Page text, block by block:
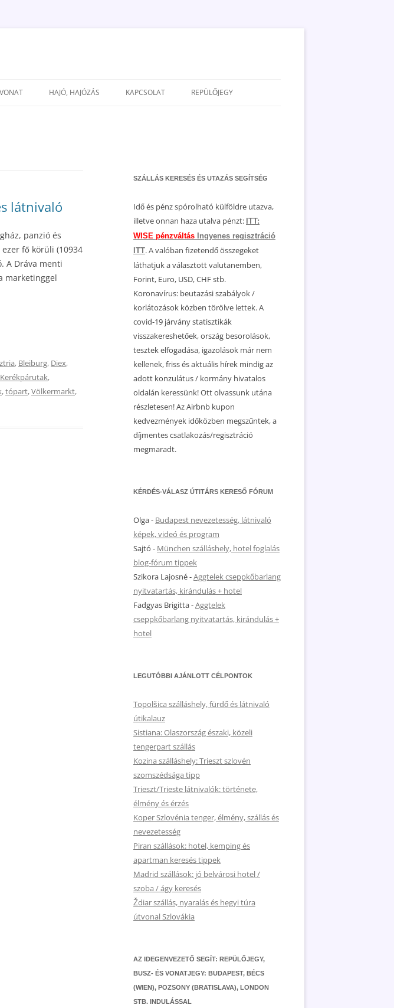
a HAJÓ, HAJÓZÁS KAPCSOLAT REPÜLŐJEGY
látnivaló
panzió és
fő körüli (10934
A Dráva menti
marketinggel
, Bleiburg, Diex,
Kerékpárutak,
,tópart,Völkermarkt,
SZÁLLÁS KERESÉS ÉS UTAZÁS SEGÍTSÉG
Idő és pénz spórolható külföldre utazva,
illetve onnan haza utalva pénzt: ITT:
WISE pénzváltás Ingyenes regisztráció
ITT. A valóban fizetendő összegeket
láthatjuk a választott valutanemben,
Forint, Euro, USD, CHF stb.
Koronavírus: beutazási szabályok /
korlátozások közben törölve lettek. A
covid-19 járvány statisztikák
visszakereshetőek, ország besorolások,
tesztek elfogadása, igazolások már nem
kellenek, friss és aktuális hírek mindig az
adott konzulátus / kormány hivatalos
oldalán keressünk! Ott olvassunk utána
részletesen! Az Airbnb kupon
kedvezmények időközben megszűntek, a
díjmentes csatlakozás/regisztráció
megmaradt.
KÉRDÉS-VÁLASZ ÚTITÁRS KERESŐ FÓRUM
Olga- Budapest nevezetesség, látnivaló
képek, videó és program
Sajtó - München szálláshely, hotel foglalás
blog-fórum tippek
Szikora Lajosné-Aggtelek cseppkőbarlang
nyitvatartás, kirándulás + hotel
Fadgyas Brigitta-Aggtelek
cseppkőbarlang nyitvatartás, kirándulás +
hotel
LEGUTÓBBI AJÁNLOTT CÉLPONTOK
Topolšica szálláshely, fürdő és látnivaló
útikalauz
Sistiana: Olaszország északi, közeli
tengerpart szállás
Kozina szálláshely: Trieszt szlovén
szomszédsága tipp
Trieszt/Trieste látnivalók: története,
élmény és érzés
Koper Szlovénia tenger, élmény, szállás és
nevezetesség
Piran szállások: hotel, kemping és
apartman keresés tippek
Madrid szállások: jó belvárosi hotel /
szoba / ágy keresés
Ždiar szállás, nyaralás és hegyi túra
útvonal Szlovákia
AZ IDEGENVEZETŐ SEGÍT: REPÜLŐJEGY,
BUSZ- ÉS VONATJEGY: BUDAPEST, BÉCS
(WIEN), POZSONY (BRATISLAVA), LONDON
STB. INDULÁSSAL